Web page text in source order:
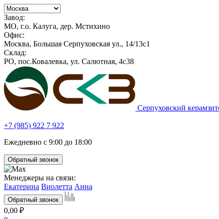
Завод:
МО, г.о. Калуга, дер. Мстихино
Офис:
Москва, Большая Серпуховская ул., 14/13с1
Склад:
РО, пос.Ковалевка, ул. Салютная, 4с38
Серпуховский
+7 (985) 922 7 922
Ежедневно с 9:00 до 18:00
Обратный звонок
Менеджеры на связи:
Екатерина Виолетта Анна
Обратный звонок
0,00 ₽